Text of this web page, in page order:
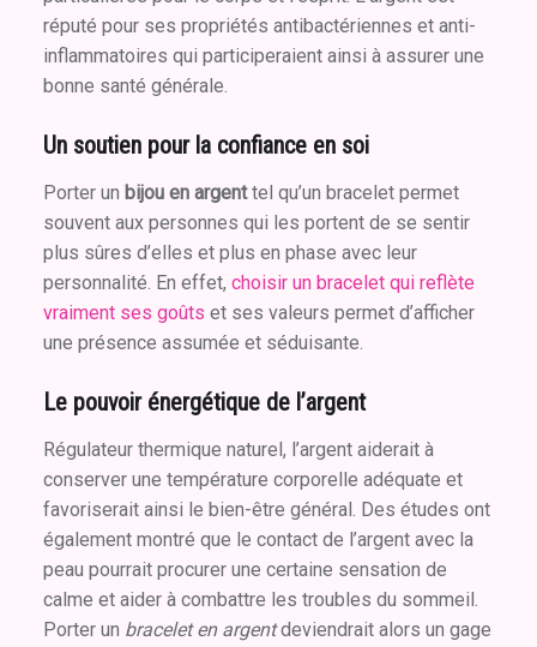
réputé pour ses propriétés antibactériennes et anti-
inflammatoires qui participeraient ainsi à assurer une
bonne santé générale.
Un soutien pour la confiance en soi
Porter un bijou en argenttel qu’un bracelet permet
souvent aux personnes qui les portent de se sentir
plus sûres d’elles et plus en phase avec leur
personnalité. En effet, choisir un bracelet qui reflète
vraiment ses goûts et ses valeurs permet d’afficher
une présence assumée et séduisante.
Le pouvoir énergétique de l’argent
Régulateur thermique naturel, l’argent aiderait à
conserver une température corporelle adéquate et
favoriserait ainsi le bien-être général. Des études ont
également montré que le contact de l’argent avec la
peau pourrait procurer une certaine sensation de
calme et aider à combattre les troubles du sommeil.
Porter un bracelet en argentdeviendrait alors un gage